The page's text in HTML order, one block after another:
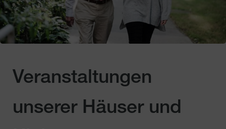
Veranstaltungen
unserer Häuser und